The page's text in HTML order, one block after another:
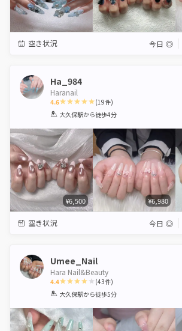
空き状況 今日 ◎
Ha_984
Haranail
4.6
1 2 3 4 5
(19件)
大久保駅から徒歩4分
¥6,500 ¥6,980
空き状況 今日 ◎
Umee_Nail
Hara Nail&Beauty
4.4
1 2 3 4 5
(43件)
大久保駅から徒歩5分